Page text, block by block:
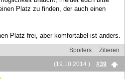
Platz zu finden, der auch einen
Platz frei, aber komfortabel ist anders.
Spoilers
Zitieren
(19.10.2014 )
#39